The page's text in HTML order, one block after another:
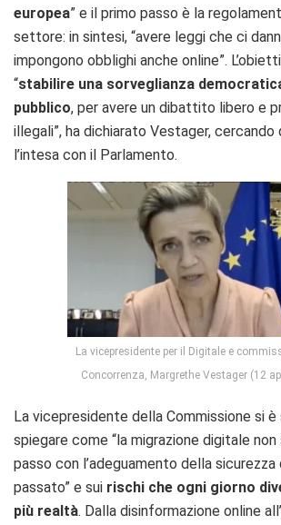
europea” e il primo passo è la
settore: in sintesi, “avere leggi che ci
impongono obblighi anche online”.
“stabilire una sorveglianza
pubblico, per avere un dibattito libero e
illegali”, ha dichiarato Vestager,
l’intesa con il Parlamento.
La vicepresidente per il Digitale e
Concorrenza, Margrethe Vestager (12
La vicepresidente della Commissione si
spiegare come “la migrazione digitale non
passo con l’adeguamento della sicurezza
passato” e sui rischi che ogni giorno
più realtà. Dalla disinformazione online